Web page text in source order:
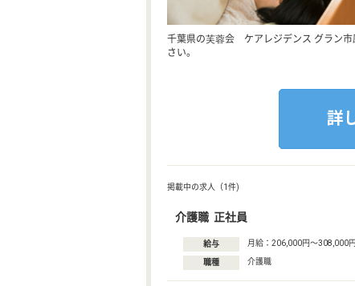
千葉県の芙蓉会 ケアレジデンス グラン市
さい。
掲載中の求人（1件)
介護職 正社員
給与 月給：206,000円〜308,000円
職種 介護職